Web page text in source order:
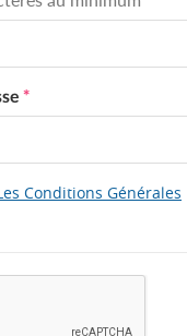
*
Conditions Générales